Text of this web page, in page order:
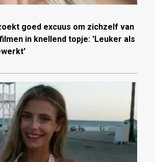
goed excuus om zichzelf van
in knellend topje: 'Leuker als